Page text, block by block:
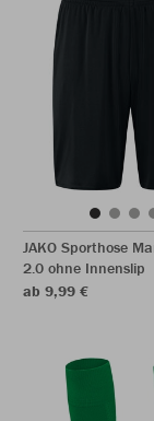
JAKO Sporthose
2.0 ohne Innenslip
ab 9,99 €